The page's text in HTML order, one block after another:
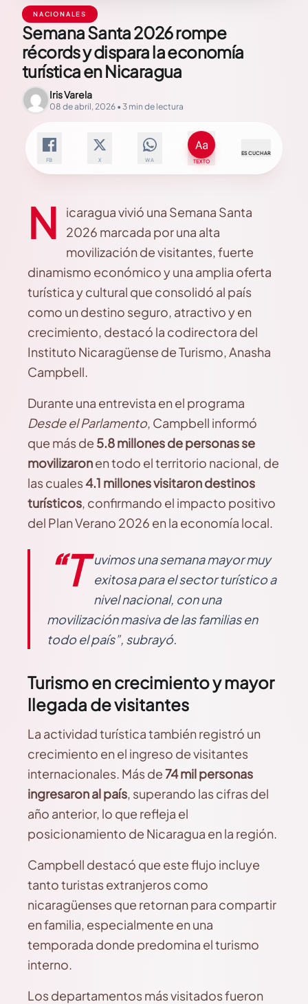
NACIONALES
Semana Santa 2026 rompe
récords y dispara la economía
turística en Nicaragua
Iris Varela
08 de abril, 2026 • 3 min de lectura
FB X WA TEXTO
ESCUCHAR
N
icaragua vivió una Semana Santa
2026 marcada por una alta
movilización de visitantes, fuerte
dinamismo económico y una amplia oferta
turística y cultural que consolidó al país
como un destino seguro, atractivo y en
crecimiento, destacó la codirectora del
Instituto Nicaragüense de Turismo, Anasha
Campbell.
Durante una entrevista en el programa
Desde el Parlamento, Campbell informó
que más de 5.8 millones de personas se
movilizaronen todo el territorio nacional, de
las cuales4.1 millones visitaron destinos
turísticos, confirmando el impacto positivo
del Plan Verano 2026 en la economía local.
“T uvimos una semana mayor muy
exitosa para el sector turístico a
nivel nacional, con una
movilización masiva de las familias en
todo el país”, subrayó.
Turismo en crecimiento y mayor
llegada de visitantes
La actividad turística también registró un
crecimiento en el ingreso de visitantes
internacionales. Más de74 mil personas
ingresaron al país, superando las cifras del
año anterior, lo que refleja el
posicionamiento de Nicaragua en la región.
Campbell destacó que este flujo incluye
tanto turistas extranjeros como
nicaragüenses que retornan para compartir
en familia, especialmente en una
temporada donde predomina el turismo
interno.
Los departamentos más visitados fueron